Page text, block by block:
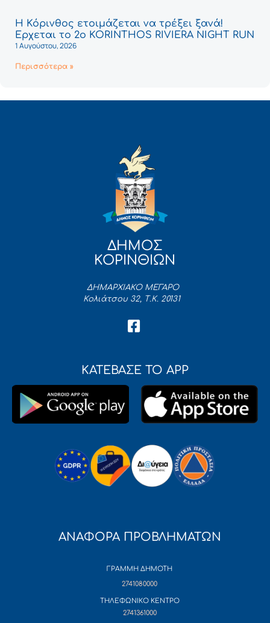
Η Κόρινθος ετοιμάζεται να τρέξει ξανά!
Έρχεται το 2ο KORINTHOS RIVIERA NIGHT RUN
1 Αυγούστου, 2026
Περισσότερα »
ΔΗΜΟΣ
ΚΟΡΙΝΘΙΩΝ
ΔΗΜΑΡΧΙΑΚΟ ΜΕΓΑΡΟ
Κολιάτσου 32, Τ.Κ. 20131
ΚΑΤΕΒΑΣΕ ΤΟ APP
ΑΝΑΦΟΡΑ ΠΡΟΒΛΗΜΑΤΩΝ
ΓΡΑΜΜΗ ΔΗΜΟΤΗ
2741080000
ΤΗΛΕΦΩΝΙΚΟ ΚΕΝΤΡΟ
2741361000